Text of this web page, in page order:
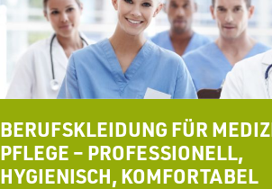
BERUFSKLEIDUNG FÜR
PFLEGE – PROFESSIONELL,
HYGIENISCH, KOMFORTABEL